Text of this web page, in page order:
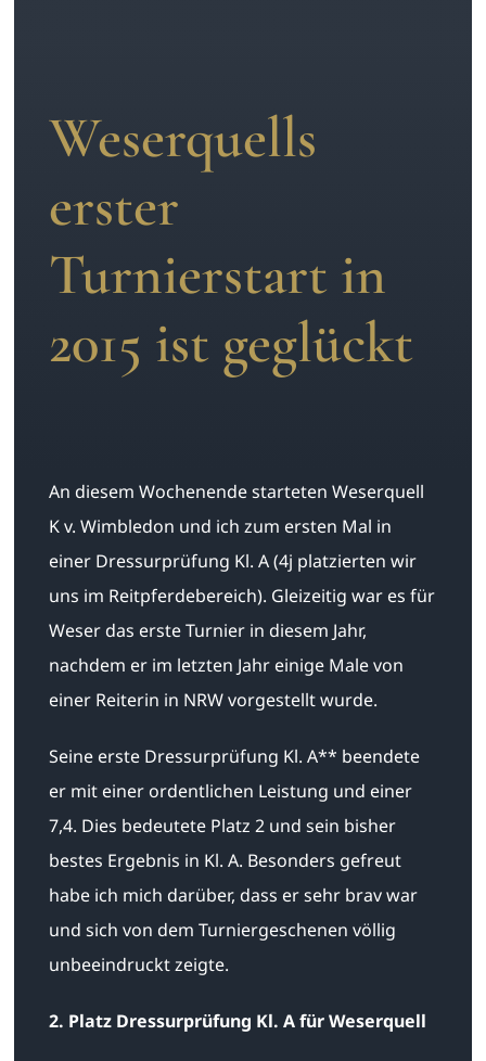
Weserquells
erster
Turnierstart in
2015 ist geglückt
An diesem Wochenende starteten Weserquell
K v. Wimbledon und ich zum ersten Mal in
einer Dressurprüfung Kl. A (4j platzierten wir
uns im Reitpferdebereich). Gleizeitig war es für
Weser das erste Turnier in diesem Jahr,
nachdem er im letzten Jahr einige Male von
einer Reiterin in NRW vorgestellt wurde.
Seine erste Dressurprüfung Kl. A** beendete
er mit einer ordentlichen Leistung und einer
7,4. Dies bedeutete Platz 2 und sein bisher
bestes Ergebnis in Kl. A. Besonders gefreut
habe ich mich darüber, dass er sehr brav war
und sich von dem Turniergeschenen völlig
unbeeindruckt zeigte.
2. Platz Dressurprüfung Kl. A für Weserquell